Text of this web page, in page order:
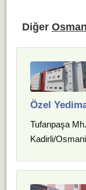
Diğer
Özel
Tufanpaşa
Kadirli/